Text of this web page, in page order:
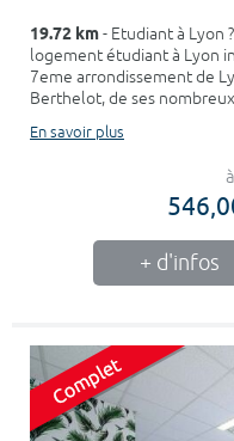
19.72 km- Etudiant à Lyon
logement étudiant à Lyon
7eme arrondissement de
Berthelot, de ses
En savoir plus
+ d'infos